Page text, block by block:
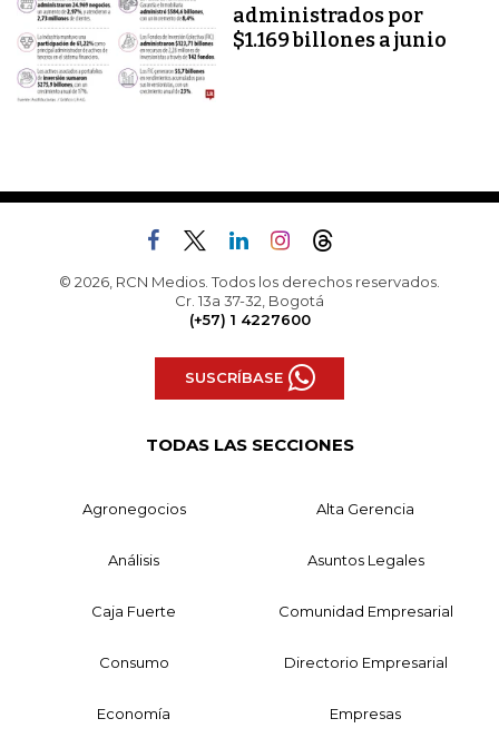
administrados por
$1.169 billones a junio
© 2026, RCN Medios. Todos los derechos reservados.
Cr. 13a 37-32, Bogotá
(+57) 1 4227600
SUSCRÍBASE
TODAS LAS SECCIONES
Agronegocios Alta Gerencia
Análisis Asuntos Legales
Caja Fuerte Comunidad Empresarial
Consumo Directorio Empresarial
Economía Empresas